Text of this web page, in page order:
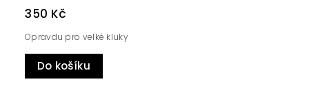
350 Kč
Do košíku
Opravdu pro velké kluky